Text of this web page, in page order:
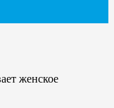
женское